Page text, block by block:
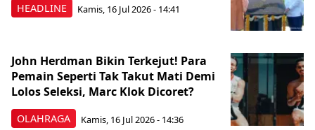
HEADLINE Kamis, 16 Jul 2026 - 14:41
OLAHRAGA
John Herdman Bikin Terkejut! Para
Pemain Seperti Tak Takut Mati Demi
Lolos Seleksi, Marc Klok Dicoret?
Kamis, 16 Jul 2026 - 14:36